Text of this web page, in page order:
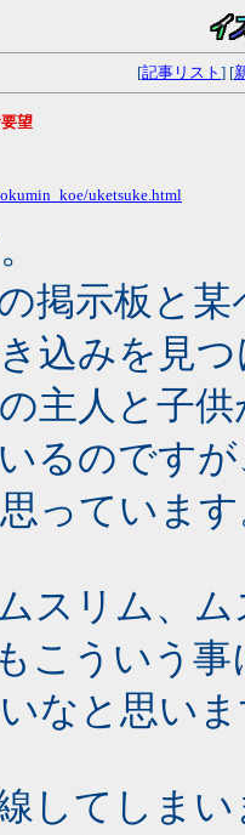
[記事リスト ] [
望
uketsuke.html
掲示板と某
込みを見
主人と子
るのです
っていま
スリム、
こういう
なと思い
てしまい